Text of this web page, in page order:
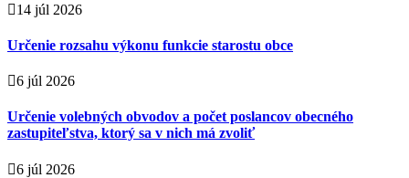
14 júl 2026
Určenie rozsahu výkonu funkcie starostu obce
6 júl 2026
Určenie volebných obvodov a počet poslancov obecného
zastupiteľstva, ktorý sa v nich má zvoliť
6 júl 2026